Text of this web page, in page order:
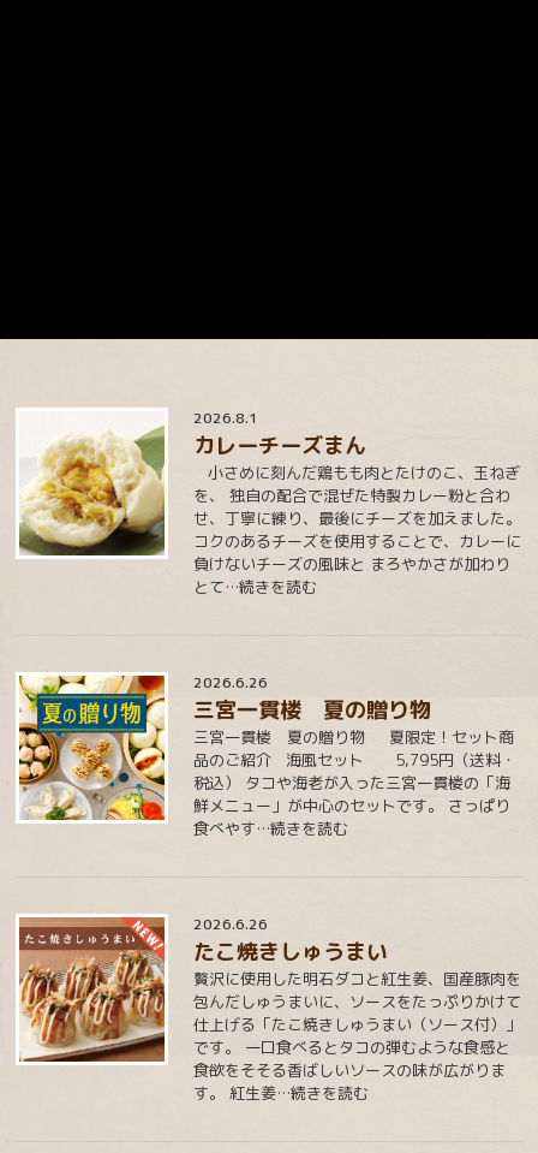
2026.8.1
カレーチーズまん
小さめに刻んだ鶏もも肉とたけのこ、玉ねぎ
を、 独自の配合で混ぜた特製カレー粉と合わ
せ、丁寧に練り、最後にチーズを加えました。
コクのあるチーズを使用することで、カレーに
負けないチーズの風味と まろやかさが加わり
とて…続きを読む
2026.6.26
三宮一貫楼 夏の贈り物
三宮一貫楼 夏の贈り物 夏限定！セット商
品のご紹介 海風セット 5,795円（送料・
税込） タコや海老が入った三宮一貫楼の「海
鮮メニュー」が中心のセットです。 さっぱり
食べやす…続きを読む
2026.6.26
たこ焼きしゅうまい
贅沢に使用した明石ダコと紅生姜、国産豚肉を
包んだしゅうまいに、ソースをたっぷりかけて
仕上げる「たこ焼きしゅうまい（ソース付）」
です。 一口食べるとタコの弾むような食感と
食欲をそそる香ばしいソースの味が広がりま
す。 紅生姜…続きを読む